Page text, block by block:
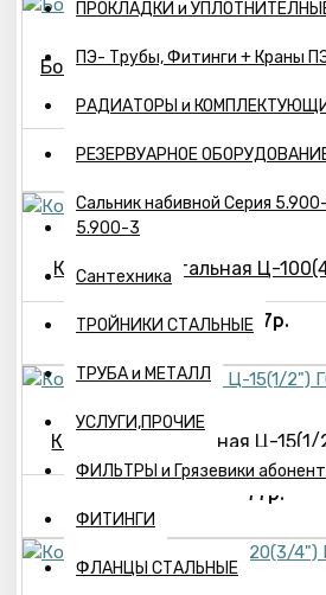
ПРОКЛАДКИ и
ПЭ- Трубы, Фитинги + Краны
РАДИАТОРЫ и
РЕЗЕРВУАРНОЕ
Сальник набивной Серия
5.900-3
Сантехника
ТРОЙНИКИ СТАЛЬНЫЕ
ТРУБА и МЕТАЛЛ
УСЛУГИ,ПРОЧИЕ
ФИЛЬТРЫ и Грязевики
ФИТИНГИ
ФЛАНЦЫ СТАЛЬНЫЕ
Бочонок стальной Ц-50(2"),
81
84р.
Контргайка стальная Ц-
847р.
Контргайка стальная Ц-
77р.